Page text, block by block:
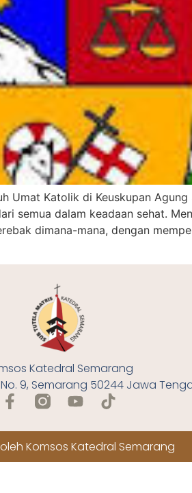
Umat Katolik di Keuskupan
semua dalam keadaan sehat.
dimana-mana, dengan
Katedral Semarang
9, Semarang 50244 Jawa
Komsos Katedral Semarang